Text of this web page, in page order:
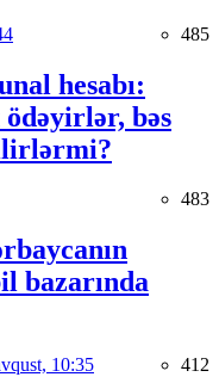
485
hesabı:
bəs
483
bazarında
10:35 412